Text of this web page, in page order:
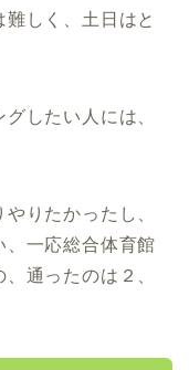
しく、土日はと
したい人には、
りたかったし、
、一応総合体育館
通ったのは２、